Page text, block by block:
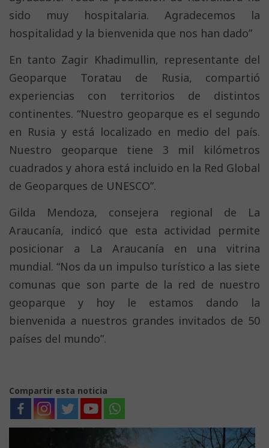
sido muy hospitalaria. Agradecemos la
hospitalidad y la bienvenida que nos han dado”
En tanto Zagir Khadimullin, representante del
Geoparque Toratau de Rusia, compartió
experiencias con territorios de distintos
continentes. “Nuestro geoparque es el segundo
en Rusia y está localizado en medio del país.
Nuestro geoparque tiene 3 mil kilómetros
cuadrados y ahora está incluido en la Red Global
de Geoparques de UNESCO”.
Gilda Mendoza, consejera regional de La
Araucanía, indicó que esta actividad permite
posicionar a La Araucanía en una vitrina
mundial. “Nos da un impulso turístico a las siete
comunas que son parte de la red de nuestro
geoparque y hoy le estamos dando la
bienvenida a nuestros grandes invitados de 50
países del mundo”.
Compartir esta noticia